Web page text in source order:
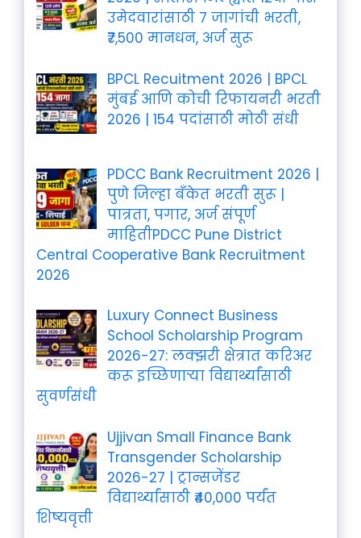
उमेदवारांसाठी 7 जागांची भरती,
₹7,500 मानधन, अर्ज सुरू
BPCL Recuitment 2026 | BPCL
मुंबई आणि कोची रिफायनरी भरती
2026 | 154 पदांसाठी मोठी संधी
PDCC Bank Recruitment 2026 |
पुणे जिल्हा बँकेत भरती सुरू |
पात्रता, पगार, अर्ज संपूर्ण
माहितीPDCC Pune District
Central Cooperative Bank Recruitment
2026
Luxury Connect Business
School Scholarship Program
2026-27: लक्झरी क्षेत्रात करिअर
करू इच्छिणाऱ्या विद्यार्थ्यांसाठी
सुवर्णसंधी
Ujjivan Small Finance Bank
Transgender Scholarship
2026-27 | ट्रान्सजेंडर
विद्यार्थ्यांसाठी ₹40,000 पर्यंत
शिष्यवृत्ती